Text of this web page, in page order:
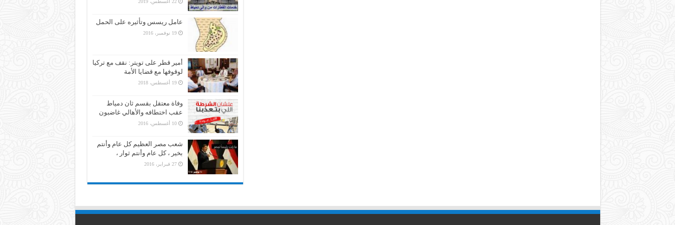
22 أغسطس، 2019
عامل ريسس وتأثيره على الحمل
19 نوفمبر، 2016
أمير قطر على تويتر: نقف مع تركيا
لوقوفها مع قضايا الأمة
19 أغسطس، 2018
وفاة معتقل بقسم ثان دمياط
عقب اختطافه والأهالي غاضبون
10 أغسطس، 2016
شعب مصر العظيم كل عام وأنتم
بخير ، كل عام وأنتم ثوار ،
27 فبراير، 2016